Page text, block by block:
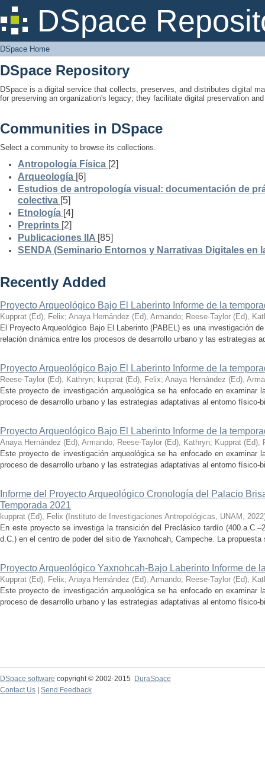
DSpace
DSpace Home
DSpace Home
DSpace Repository
DSpace is a digital service that collects, preserves, and distributes digital
for preserving an organization's legacy; they facilitate digital preservation
Communities in DSpace
Select a community to browse its collections.
Antropología Física [2]
Arqueología [6]
Estudios de antropología visual: documentación de
colectiva [5]
Etnología [4]
Preprints [2]
Publicaciones IIA [85]
SENDA (Seminario Entornos y Narrativas Digitales en
Recently Added
Proyecto Arqueológico Bajo El Laberinto Informe de la
Kupprat (Ed), Felix; Anaya Hernández (Ed), Armando; Reese-Taylor (Ed),
El Proyecto Arqueológico Bajo El Laberinto (PABEL) es una investigación
relación dinámica entre los procesos de desarrollo urbano y las estrategias
Proyecto Arqueológico Bajo El Laberinto Informe de la
Reese-Taylor (Ed), Kathryn; kupprat (Ed), Felix; Anaya Hernández (Ed),
Este proyecto de investigación arqueológica se ha enfocado en examinar
proceso de desarrollo urbano y las estrategias adaptativas al entorno físico-
Proyecto Arqueológico Bajo El Laberinto Informe de la
Anaya Hernández (Ed), Armando; Reese-Taylor (Ed), Kathryn; Kupprat (Ed),
Este proyecto de investigación arqueológica se ha enfocado en examinar
proceso de desarrollo urbano y las estrategias adaptativas al entorno físico-
Informe del Proyecto Arqueológico Cronología del Palacio
Temporada 2021
kupprat (Ed), Felix ( Instituto de Investigaciones Antropológicas, UNAM , 2022
En este proyecto se investiga la transición del Preclásico tardío (400
d.C.) en el centro de poder del sitio de Yaxnohcah, Campeche. La
Proyecto Arqueológico Yaxnohcah-Bajo Laberinto Informe de
Kupprat (Ed), Felix; Anaya Hernández (Ed), Armando; Reese-Taylor (Ed),
Este proyecto de investigación arqueológica se ha enfocado en examinar
proceso de desarrollo urbano y las estrategias adaptativas al entorno físico-
DSpace software copyright © 2002-2015
DuraSpace
Contact Us
Send Feedback